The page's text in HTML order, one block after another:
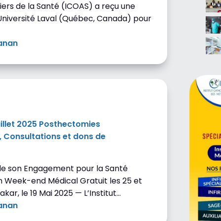
de la Santé (ICOAS) a reçu une
Laval (Québec, Canada) pour
2025 Posthectomies
et dons de
son Engagement pour la Santé
Week-end Médical Gratuit les 25 et
le 19 Mai 2025 — L’Institut…